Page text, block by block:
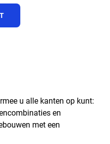
u alle kanten op kunt:
en
met een